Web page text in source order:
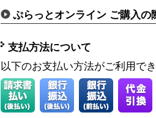
ぷらっとオンライン ご購入の
支払方法について
以下のお支払い方法がご利用で